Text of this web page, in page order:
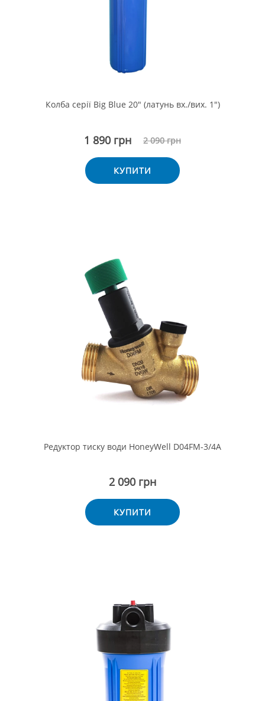
Колба серії Big Blue 20" (латунь вх./вих. 1")
1 890 грн 2 090 грн
КУПИТИ
Редуктор тиску води HoneyWell D04FM-3/4A
2 090 грн
КУПИТИ